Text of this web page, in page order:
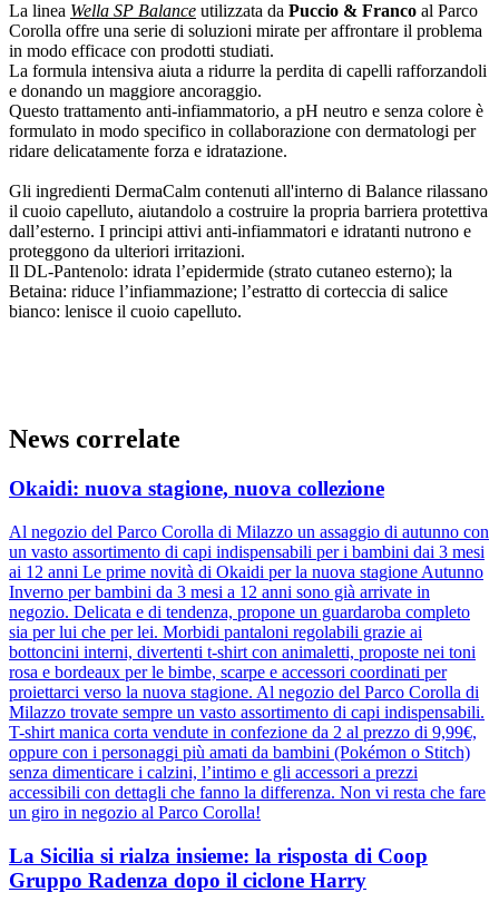
La linea Wella SP Balance utilizzata da Puccio & Franco al Parco
Corolla offre una serie di soluzioni mirate per affrontare il problema
in modo efficace con prodotti studiati.
La formula intensiva aiuta a ridurre la perdita di capelli rafforzandoli
e donando un maggiore ancoraggio.
Questo trattamento anti-infiammatorio, a pH neutro e senza colore è
formulato in modo specifico in collaborazione con dermatologi per
ridare delicatamente forza e idratazione.
Gli ingredienti DermaCalm contenuti all'interno di Balance rilassano
il cuoio capelluto, aiutandolo a costruire la propria barriera protettiva
dall’esterno. I principi attivi anti-infiammatori e idratanti nutrono e
proteggono da ulteriori irritazioni.
Il DL-Pantenolo: idrata l’epidermide (strato cutaneo esterno); la
Betaina: riduce l’infiammazione; l’estratto di corteccia di salice
bianco: lenisce il cuoio capelluto.
News correlate
Okaidi: nuova stagione, nuova collezione
Al negozio del Parco Corolla di Milazzo un assaggio di autunno con
un vasto assortimento di capi indispensabili per i bambini dai 3 mesi
ai 12 anni Le prime novità di Okaidi per la nuova stagione Autunno
Inverno per bambini da 3 mesi a 12 anni sono già arrivate in
negozio. Delicata e di tendenza, propone un guardaroba completo
sia per lui che per lei. Morbidi pantaloni regolabili grazie ai
bottoncini interni, divertenti t-shirt con animaletti, proposte nei toni
rosa e bordeaux per le bimbe, scarpe e accessori coordinati per
proiettarci verso la nuova stagione. Al negozio del Parco Corolla di
Milazzo trovate sempre un vasto assortimento di capi indispensabili.
T-shirt manica corta vendute in confezione da 2 al prezzo di 9,99€,
oppure con i personaggi più amati da bambini (Pokémon o Stitch)
senza dimenticare i calzini, l’intimo e gli accessori a prezzi
accessibili con dettagli che fanno la differenza. Non vi resta che fare
un giro in negozio al Parco Corolla!
La Sicilia si rialza insieme: la risposta di Coop
Gruppo Radenza dopo il ciclone Harry